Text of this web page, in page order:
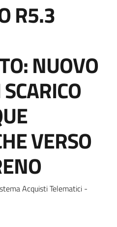
R5.3
NUOVO
VERSO
Acquisti Telematici -